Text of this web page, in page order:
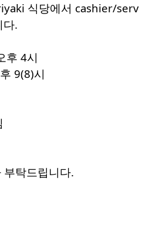
식당에서 cashier/serv
다.
후 4시
9(8)시
탁드립니다.